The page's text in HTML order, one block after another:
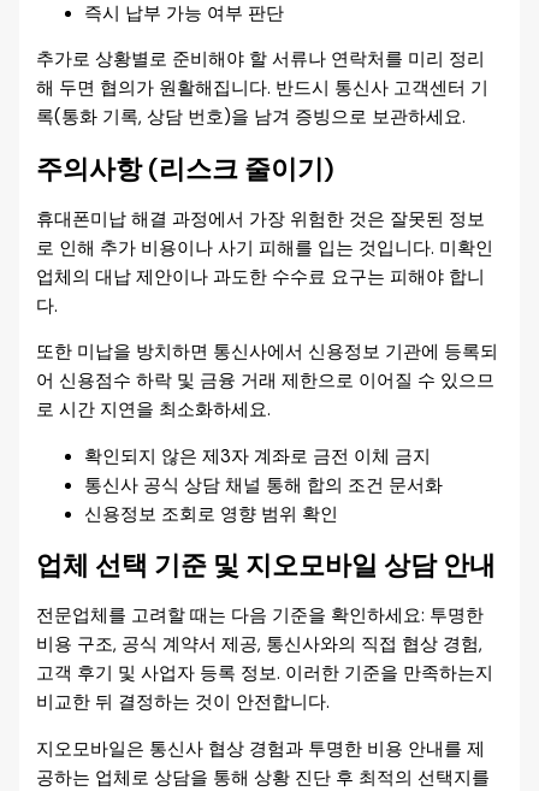
즉시 납부 가능 여부 판단
추가로 상황별로 준비해야 할 서류나 연락처를 미리 정리
해 두면 협의가 원활해집니다. 반드시 통신사 고객센터 기
록(통화 기록, 상담 번호)을 남겨 증빙으로 보관하세요.
주의사항 (리스크 줄이기)
휴대폰미납 해결 과정에서 가장 위험한 것은 잘못된 정보
로 인해 추가 비용이나 사기 피해를 입는 것입니다. 미확인
업체의 대납 제안이나 과도한 수수료 요구는 피해야 합니
다.
또한 미납을 방치하면 통신사에서 신용정보 기관에 등록되
어 신용점수 하락 및 금융 거래 제한으로 이어질 수 있으므
로 시간 지연을 최소화하세요.
확인되지 않은 제3자 계좌로 금전 이체 금지
통신사 공식 상담 채널 통해 합의 조건 문서화
신용정보 조회로 영향 범위 확인
업체 선택 기준 및 지오모바일 상담 안내
전문업체를 고려할 때는 다음 기준을 확인하세요: 투명한
비용 구조, 공식 계약서 제공, 통신사와의 직접 협상 경험,
고객 후기 및 사업자 등록 정보. 이러한 기준을 만족하는지
비교한 뒤 결정하는 것이 안전합니다.
지오모바일은 통신사 협상 경험과 투명한 비용 안내를 제
공하는 업체로 상담을 통해 상황 진단 후 최적의 선택지를